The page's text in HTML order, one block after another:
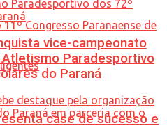
case de sucesso e
vice-campeonato
Paradesportivo
do Paraná